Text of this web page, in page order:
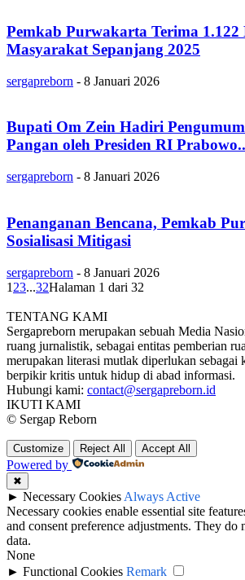
Pemkab Purwakarta Terima
Masyarakat Sepanjang 2025
sergapreborn - 8 Januari 2026
Bupati Om Zein Hadiri
Pangan oleh Presiden RI
sergapreborn - 8 Januari 2026
Penanganan Bencana, Pemkab
Sosialisasi Mitigasi
sergapreborn - 8 Januari 2026
1 23...32Halaman 1 dari 32
TENTANG KAMI
Sergapreborn merupakan sebuah Media
ruang jurnalistik, sebagai entitas pemberian
merupakan literasi mutlak diperlukan sebagai
berpikir kritis untuk hidup di abad informasi.
Hubungi kami: contact@sergapreborn.id
IKUTI KAMI
© Sergap Reborn
Customize Reject All Accept All
Powered by
✖
► Necessary Cookies Always Active
Necessary cookies enable essential site
and consent preference adjustments. They do
data.
None
► Functional Cookies Remark